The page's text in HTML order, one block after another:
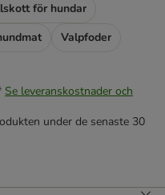
för hundar
Valpfoder
Se leveranskostnader och
under de senaste 30